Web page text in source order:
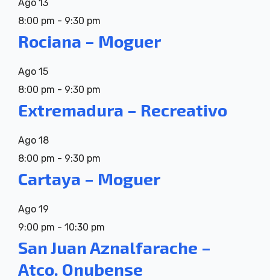
Ago 13
8:00 pm - 9:30 pm
Rociana – Moguer
Ago 15
8:00 pm - 9:30 pm
Extremadura – Recreativo
Ago 18
8:00 pm - 9:30 pm
Cartaya – Moguer
Ago 19
9:00 pm - 10:30 pm
San Juan Aznalfarache –
Atco. Onubense